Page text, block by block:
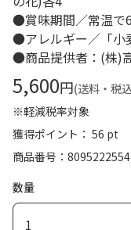
●賞味期間／常温で
●アレルギー／「小
●商品提供者：(株)
5,600円(送料・税
※軽減税率対象
獲得ポイント： 56 pt
商品番号
8095222554
数量
1